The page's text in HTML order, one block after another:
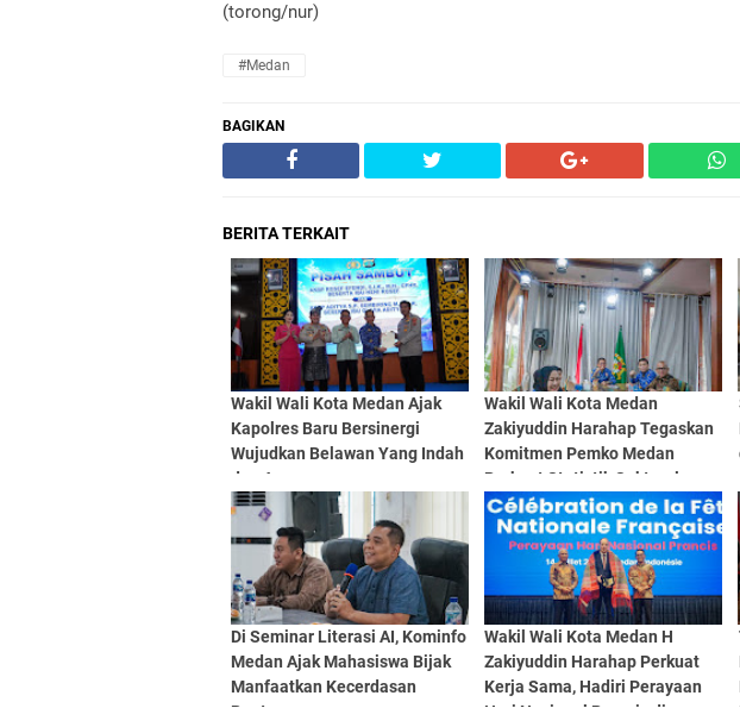
(torong/nur)
#Medan
BAGIKAN
BERITA TERKAIT
Wakil Wali Kota Medan Ajak
Kapolres Baru Bersinergi
Wujudkan Belawan Yang Indah
dan Aman
Wakil Wali Kota Medan
Zakiyuddin Harahap Tegaskan
Komitmen Pemko Medan
Perkuat Statistik Sektoral
Lewat EPSS
Di Seminar Literasi AI, Kominfo
Medan Ajak Mahasiswa Bijak
Manfaatkan Kecerdasan
Buatan
Wakil Wali Kota Medan H
Zakiyuddin Harahap Perkuat
Kerja Sama, Hadiri Perayaan
Hari Nasional Prancis di